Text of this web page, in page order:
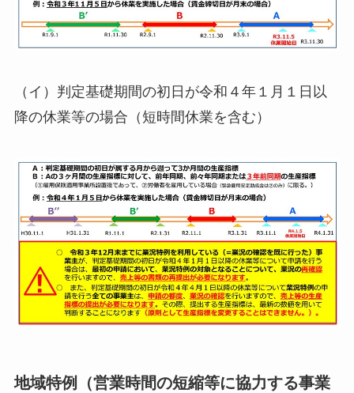
（イ）判定基礎期間の初日が令和４年１月１日以
降の休業等の場合（短時間休業を含む）
地域特例（営業時間の短縮等に協力する事業